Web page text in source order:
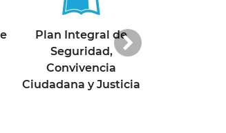
Plan Integral de
Seguridad,
Convivencia
Ciudadana y Justicia